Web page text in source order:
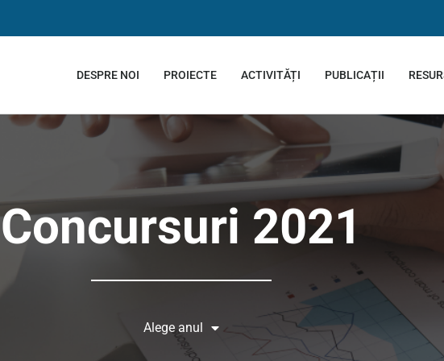
DESPRE NOI PROIECTE ACTIVITĂȚI PUBLICAȚII
Concursuri 2021
Alege anul